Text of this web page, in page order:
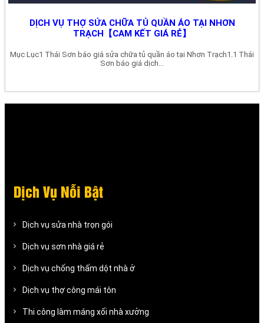
DỊCH VỤ THỢ SỬA CHỮA TỦ QUẦN ÁO TẠI NHƠN
TRẠCH【CAM KẾT GIÁ RẺ】
Mục Lục1 Thái Sơn báo giá sửa chữa tủ quần áo tại Nhơn Trạch1.1 Thái
Sơn báo giá dịch...
Dịch Vụ Nỗi Bật
Dịch vụ sửa nhà trọn gói
Dịch vụ sơn nhà giá rẻ
Dịch vụ chống thấm dột nhà ở
Dịch vụ thợ công mái tôn
Thi công làm máng xối nhà xưởng